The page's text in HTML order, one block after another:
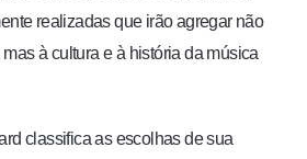
realizadas que irão agregar não
à cultura e à história da música
classifica as escolhas de sua